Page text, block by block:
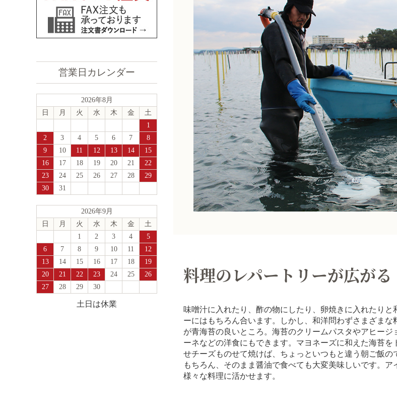
営業日カレンダー
2026年8月
日
月 火 水 木 金
土
1
2
3 4 5 6 7
8
9
10 11 12 13 14
15
16
17 18 19 20 21
22
23
24 25 26 27 28
29
30
31
2026年9月
日
月 火 水 木 金
土
1
2 3 4
5
6
7 8 9 10 11
12
13
14 15 16 17 18
19
20
21 22 23 24 25
26
27
28 29 30
土日は休業
料理のレパートリーが広がる
味噌汁に入れたり、酢の物にしたり、卵焼きに入れたりと
ーにはもちろん合います。しかし、和洋問わずさまざまな
が青海苔の良いところ。海苔のクリームパスタやアヒージ
ーネなどの洋食にもできます。マヨネーズに和えた海苔を
せチーズものせて焼けば、ちょっといつもと違う朝ご飯の
もちろん、そのまま醤油で食べても大変美味しいです。ア
様々な料理に活かせます。